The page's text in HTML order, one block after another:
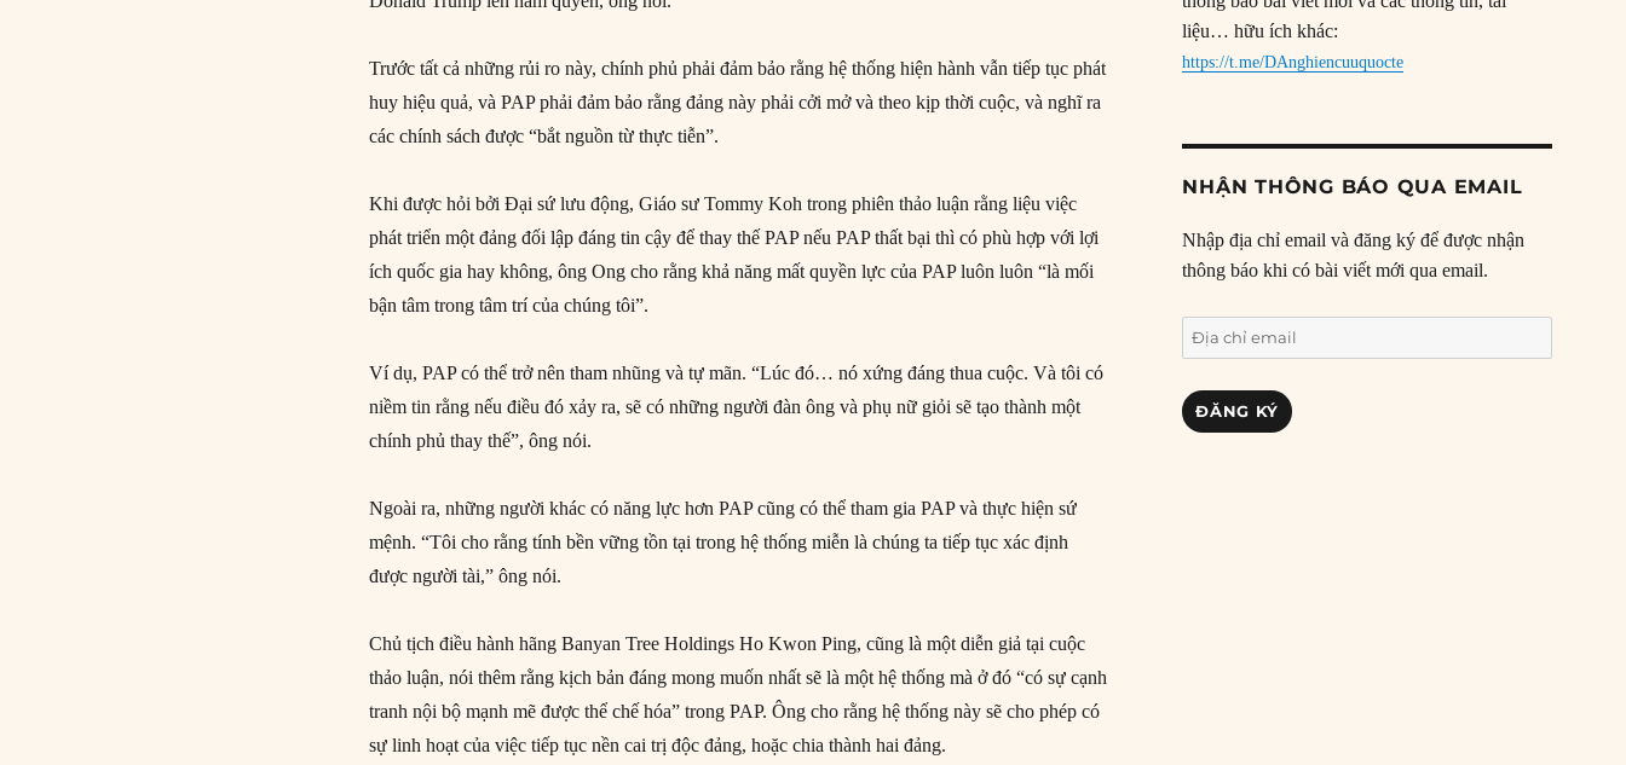
Trước tất cả những rủi ro này, chính phủ phải đảm bảo rằng hệ thống hiện hành vẫn tiếp tục phát
huy hiệu quả, và PAP phải đảm bảo rằng đảng này phải cởi mở và theo kịp thời cuộc, và nghĩ ra
các chính sách được “bắt nguồn từ thực tiễn”.
Khi được hỏi bởi Đại sứ lưu động, Giáo sư Tommy Koh trong phiên thảo luận rằng liệu việc
phát triển một đảng đối lập đáng tin cậy để thay thế PAP nếu PAP thất bại thì có phù hợp với lợi
ích quốc gia hay không, ông Ong cho rằng khả năng mất quyền lực của PAP luôn luôn “là mối
bận tâm trong tâm trí của chúng tôi”.
Ví dụ, PAP có thể trở nên tham nhũng và tự mãn. “Lúc đó… nó xứng đáng thua cuộc. Và tôi có
niềm tin rằng nếu điều đó xảy ra, sẽ có những người đàn ông và phụ nữ giỏi sẽ tạo thành một
chính phủ thay thế”, ông nói.
Ngoài ra, những người khác có năng lực hơn PAP cũng có thể tham gia PAP và thực hiện sứ
mệnh. “Tôi cho rằng tính bền vững tồn tại trong hệ thống miễn là chúng ta tiếp tục xác định
được người tài,” ông nói.
Chủ tịch điều hành hãng Banyan Tree Holdings Ho Kwon Ping, cũng là một diễn giả tại cuộc
thảo luận, nói thêm rằng kịch bản đáng mong muốn nhất sẽ là một hệ thống mà ở đó “có sự cạnh
tranh nội bộ mạnh mẽ được thể chế hóa” trong PAP. Ông cho rằng hệ thống này sẽ cho phép có
sự linh hoạt của việc tiếp tục nền cai trị độc đảng, hoặc chia thành hai đảng.
liệu… hữu ích khác:
https://t.me/DAnghiencuuquocte
NHẬN THÔNG BÁO QUA EMAIL
Nhập địa chỉ email và đăng ký để được nhận
thông báo khi có bài viết mới qua email.
Địa
chỉ
email
ĐĂNG KÝ